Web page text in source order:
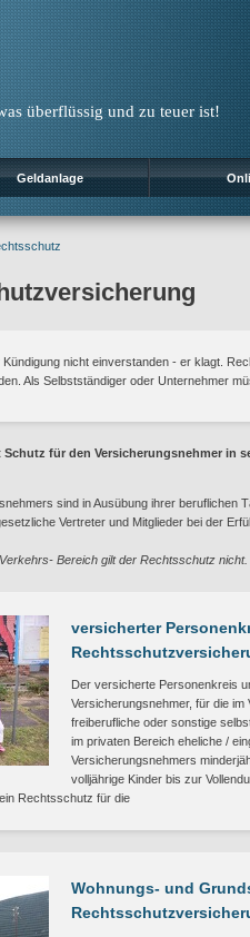
überflüssig und zu teuer ist!
Geldanlage
nicht einverstanden - er klagt.
Als Selbstständiger oder Unternehmer
für den Versicherungsnehmer in
sind in Ausübung ihrer beruflichen
Vertreter und Mitglieder bei der
Bereich gilt der Rechtsschutz nicht.
versicherter
Der versicherte Personenkreis
Versicherungsnehmer, für die
freiberufliche oder sonstige
im privaten Bereich eheliche /
Versicherungsnehmers
volljährige Kinder bis zur
Rechtsschutz für die
Wohnungs- und